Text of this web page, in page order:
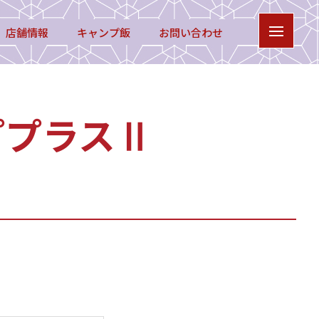
店舗情報 キャンプ飯 お問い合わせ
ラスⅡ